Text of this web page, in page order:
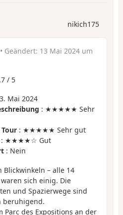
nikich175
• Geändert: 13 Mai 2024 um
/ 5
Mai 2024
: ★★★★★ Sehr
: ★★★★★ Sehr gut
: ★★★★☆ Gut
: Nein
Blickwinkeln – alle 14
sich einig. Die
und Spazierwege sind
beruhigend.
Parc des Expositions an der